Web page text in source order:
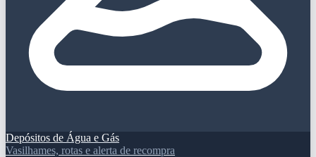
Depósitos de Água e Gás
Vasilhames, rotas e alerta de recompra